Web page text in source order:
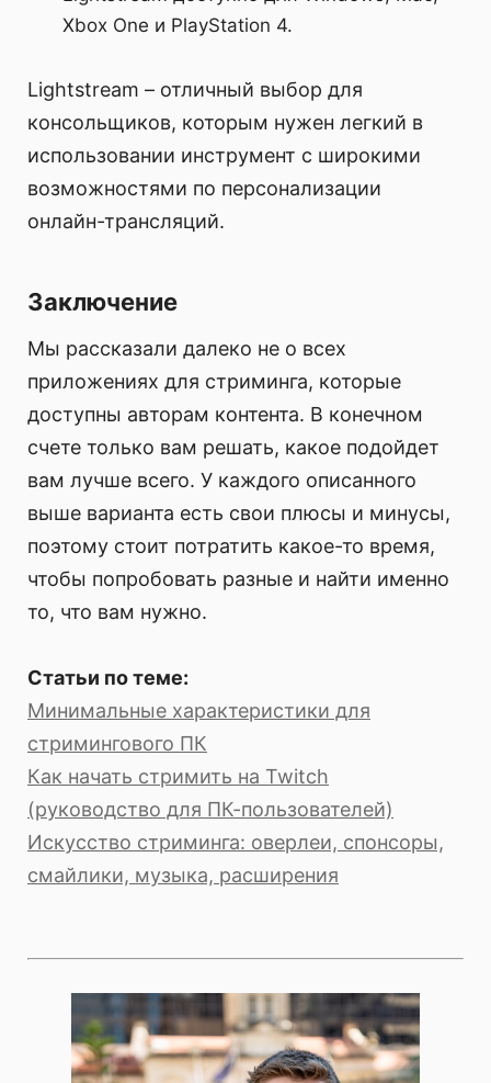
Xbox One и PlayStation 4.
Lightstream – отличный выбор для
консольщиков, которым нужен легкий в
использовании инструмент с широкими
возможностями по персонализации
онлайн-трансляций.
Заключение
Мы рассказали далеко не о всех
приложениях для стриминга, которые
доступны авторам контента. В конечном
счете только вам решать, какое подойдет
вам лучше всего. У каждого описанного
выше варианта есть свои плюсы и минусы,
поэтому стоит потратить какое-то время,
чтобы попробовать разные и найти именно
то, что вам нужно.
Статьи по теме:
Минимальные характеристики для
стримингового ПК
Как начать стримить на Twitch
(руководство для ПК-пользователей)
Искусство стриминга: оверлеи, спонсоры,
смайлики, музыка, расширения